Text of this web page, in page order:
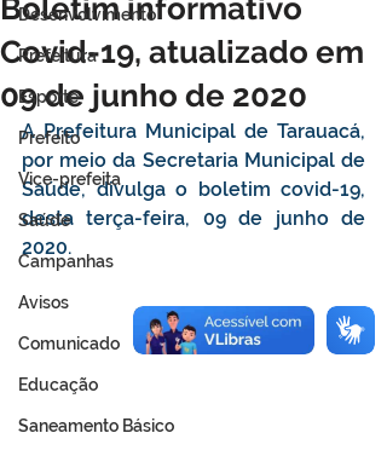
Desenvolvimento
Prefeitura
Esporte
Prefeito
Vice-prefeita
Saúde
Campanhas
Avisos
Comunicado
Educação
Saneamento Básico
Boletim informativo
Covid-19, atualizado em
09 de junho de 2020
A Prefeitura Municipal de Tarauacá,
por meio da Secretaria Municipal de
Saúde, divulga o boletim covid-19,
desta terça-feira, 09 de junho de
2020.